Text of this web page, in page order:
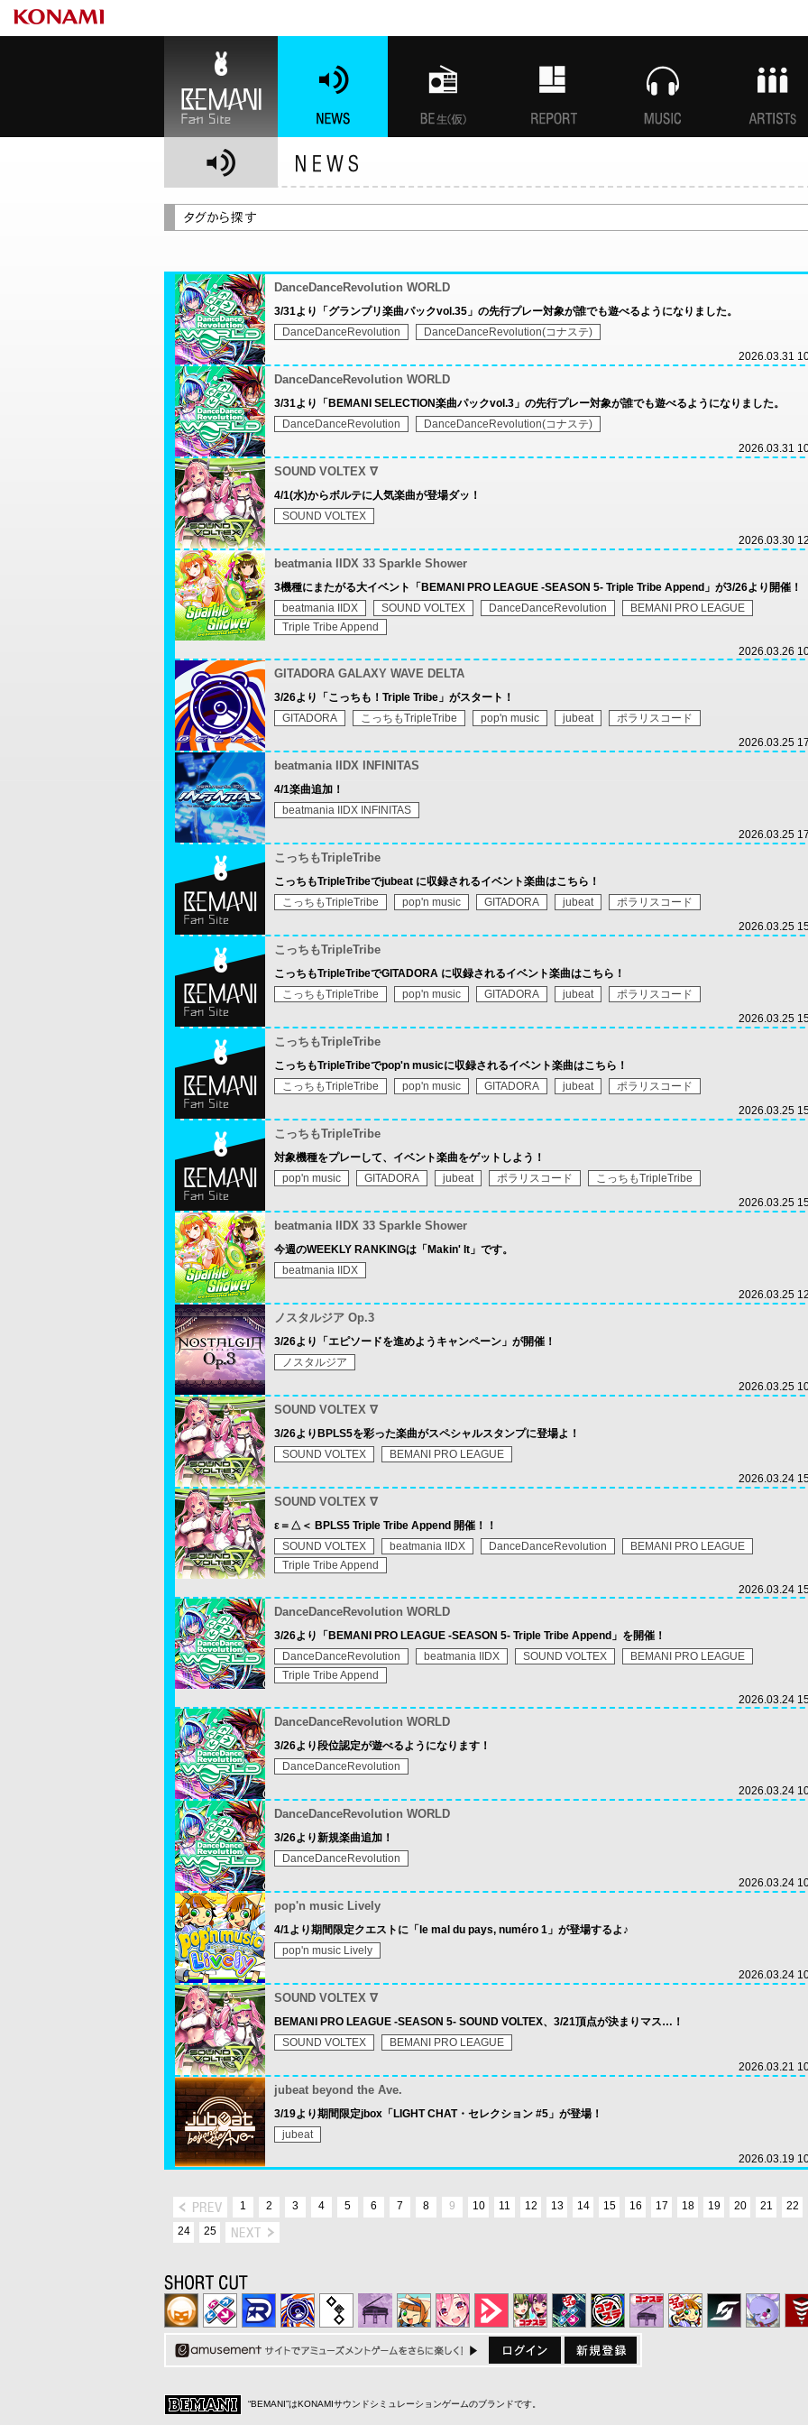
DanceDanceRevolution WORLD
3/31より「グランプリ楽曲パックvol.35」の先行プレー対象が誰でも遊べるようになりました。
DanceDanceRevolution
DanceDanceRevolution(コナステ)
2026.03.31
DanceDanceRevolution WORLD
3/31より「BEMANI SELECTION楽曲パックvol.3」の先行プレー対象が誰でも遊べるようになりました。
DanceDanceRevolution
DanceDanceRevolution(コナステ)
2026.03.31
SOUND VOLTEX ∇
4/1(水)からボルテに人気楽曲が登場ダッ！
SOUND VOLTEX
2026.03.30
beatmania IIDX 33 Sparkle Shower
3機種にまたがる大イベント「BEMANI PRO LEAGUE -SEASON 5- Triple Tribe Append」が3/26より開催！
beatmania IIDX
SOUND VOLTEX DanceDanceRevolution
BEMANI PRO LEAGUE
Triple Tribe Append
2026.03.26
GITADORA GALAXY WAVE DELTA
3/26より「こっちも！Triple Tribe」がスタート！
GITADORA
こっちもTripleTribe pop'n music jubeat
ポラリスコード
2026.03.25
beatmania IIDX INFINITAS
4/1楽曲追加！
beatmania IIDX INFINITAS
2026.03.25
こっちもTripleTribe
こっちもTripleTribeでjubeat に収録されるイベント楽曲はこちら！
こっちもTripleTribe
pop'n music GITADORA jubeat
ポラリスコード
2026.03.25
こっちもTripleTribe
こっちもTripleTribeでGITADORA に収録されるイベント楽曲はこちら！
こっちもTripleTribe
pop'n music GITADORA jubeat
ポラリスコード
2026.03.25
こっちもTripleTribe
こっちもTripleTribeでpop'n musicに収録されるイベント楽曲はこちら！
こっちもTripleTribe
pop'n music GITADORA jubeat
ポラリスコード
2026.03.25
こっちもTripleTribe
対象機種をプレーして、イベント楽曲をゲットしよう！
pop'n music
GITADORA jubeat ポラリスコード
こっちもTripleTribe
2026.03.25
beatmania IIDX 33 Sparkle Shower
今週のWEEKLY RANKINGは「Makin' It」です。
beatmania IIDX
2026.03.25
ノスタルジア Op.3
3/26より「エピソードを進めようキャンペーン」が開催！
ノスタルジア
2026.03.25
SOUND VOLTEX ∇
3/26よりBPLS5を彩った楽曲がスペシャルスタンプに登場よ！
SOUND VOLTEX
BEMANI PRO LEAGUE
2026.03.24
SOUND VOLTEX ∇
ε＝△＜ BPLS5 Triple Tribe Append 開催！！
SOUND VOLTEX
beatmania IIDX DanceDanceRevolution
BEMANI PRO LEAGUE
Triple Tribe Append
2026.03.24
DanceDanceRevolution WORLD
3/26より「BEMANI PRO LEAGUE -SEASON 5- Triple Tribe Append」を開催！
DanceDanceRevolution
beatmania IIDX SOUND VOLTEX
BEMANI PRO LEAGUE
Triple Tribe Append
2026.03.24
DanceDanceRevolution WORLD
3/26より段位認定が遊べるようになります！
DanceDanceRevolution
2026.03.24
DanceDanceRevolution WORLD
3/26より新規楽曲追加！
DanceDanceRevolution
2026.03.24
pop'n music Lively
4/1より期間限定クエストに「le mal du pays, numéro 1」が登場するよ♪
pop'n music Lively
2026.03.24
SOUND VOLTEX ∇
BEMANI PRO LEAGUE -SEASON 5- SOUND VOLTEX、3/21頂点が決まりマス…！
SOUND VOLTEX
BEMANI PRO LEAGUE
2026.03.21
jubeat beyond the Ave.
3/19より期間限定jbox「LIGHT CHAT・セレクション #5」が登場！
jubeat
2026.03.19
1 2 3 4 5 6 7 8 9 10 11 12 13 14 15 16 17 18 19 20 21 22
24
25
“BEMANI”はKONAMIサウンドシミュレーションゲームのブランドです。